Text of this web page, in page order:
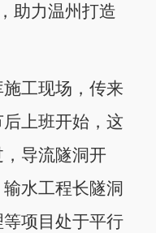
助力温州打造
工现场，传来
上班开始，这
导流隧洞开
水工程长隧洞
项目处于平行